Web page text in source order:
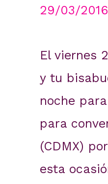
29/03/2016
El viernes
y tu
noche
para
(CDMX)
esta